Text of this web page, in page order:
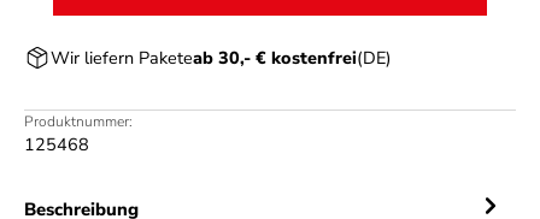
Wir liefern Paketeab 30,- € kostenfrei(DE)
Produktnummer:
125468
Beschreibung